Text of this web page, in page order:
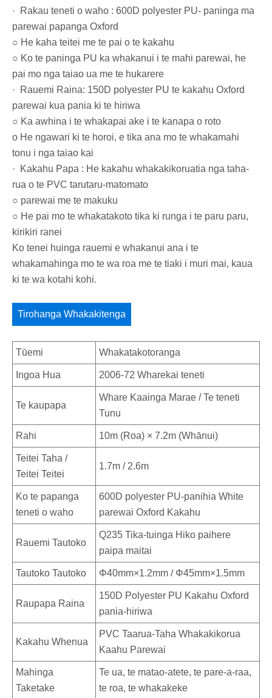
· Rakau teneti o waho : 600D polyester PU- paninga ma
parewai papanga Oxford
○ He kaha teitei me te pai o te kakahu
○ Ko te paninga PU ka whakanui i te mahi parewai, he
pai mo nga taiao ua me te hukarere
· Rauemi Raina: 150D polyester PU te kakahu Oxford
parewai kua pania ki te hiriwa
○ Ka awhina i te whakapai ake i te kanapa o roto
o He ngawari ki te horoi, e tika ana mo te whakamahi
tonu i nga taiao kai
· Kakahu Papa : He kakahu whakakikoruatia nga taha-
rua o te PVC tarutaru-matomato
○ parewai me te makuku
○ He pai mo te whakatakoto tika ki runga i te paru paru,
kirikiri ranei
Ko tenei huinga rauemi e whakanui ana i te
whakamahinga mo te wa roa me te tiaki i muri mai, kaua
ki te wa kotahi kohi.
Tirohanga Whakakitenga
Tūemi Whakatakotoranga
Ingoa Hua 2006-72 Wharekai teneti
Te kaupapa
Whare Kaainga Marae / Te teneti
Tunu
Rahi 10m (Roa) × 7.2m (Whānui)
Teitei Taha /
Teitei Teitei
1.7m / 2.6m
Ko te papanga
teneti o waho
600D polyester PU-panihia White
parewai Oxford Kakahu
Rauemi Tautoko
Q235 Tika-tuinga Hiko paihere
paipa maitai
Tautoko Tautoko Φ40mm×1.2mm / Φ45mm×1.5mm
Raupapa Raina
150D Polyester PU Kakahu Oxford
pania-hiriwa
Kakahu Whenua
PVC Taarua-Taha Whakakikorua
Kaahu Parewai
Mahinga
Taketake
Te ua, te matao-atete, te pare-a-raa,
te roa, te whakakeke